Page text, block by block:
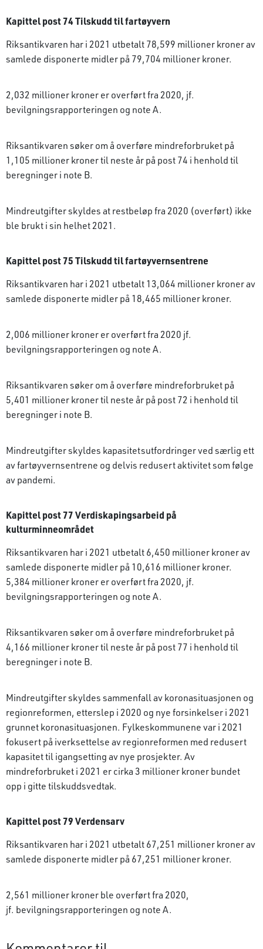
Kapittel post 74 Tilskudd til fartøyvern
Riksantikvaren har i 2021 utbetalt 78,599 millioner kroner av
samlede disponerte midler på 79,704 millioner kroner.
2,032 millioner kroner er overført fra 2020, jf.
bevilgningsrapporteringen og note A.
Riksantikvaren søker om å overføre mindre­forbruket på
1,105 millioner kroner til neste år på post 74 i henhold til
beregninger i note B.
Mindreutgifter skyldes at restbeløp fra 2020 (overført) ikke
ble brukt i sin helhet 2021.
Kapittel post 75 Tilskudd til fartøyvernsentrene
Riksantikvaren har i 2021 utbetalt 13,064 millioner kroner av
samlede disponerte midler på 18,465 millioner kroner.
2,006 millioner kroner er overført fra 2020 jf.
bevilgningsrapporteringen og note A.
Riksantikvaren søker om å overføre mindre­forbruket på
5,401 millioner kroner til neste år på post 72 i henhold til
beregninger i note B.
Mindreutgifter skyldes kapasitetsutfordringer ved særlig ett
av fartøyvernsentrene og delvis redusert aktivitet som følge
av pandemi.
Kapittel post 77 Verdiskapingsarbeid på
kulturminneområdet
Riksantikvaren har i 2021 utbetalt 6,450 millioner kroner av
samlede disponerte midler på 10,616 millioner kroner.
5,384 millioner kroner er overført fra 2020, jf.
bevilgningsrapporteringen og note A.
Riksantikvaren søker om å overføre mindre­forbruket på
4,166 millioner kroner til neste år på post 77 i henhold til
beregninger i note B.
Mindreutgifter skyldes sammenfall av koronasituasjonen og
regionreformen, etterslep i 2020 og nye forsinkelser i 2021
grunnet koronasituasjonen. Fylkeskommunene var i 2021
fokusert på iverksettelse av regionreformen med redusert
kapasitet til igangsetting av nye prosjekter. Av
mindreforbruket i 2021 er cirka 3 millioner kroner bundet
opp i gitte tilskuddsvedtak.
Kapittel post 79 Verdensarv
Riksantikvaren har i 2021 utbetalt 67,251 millioner kroner av
samlede disponerte midler på 67,251 millioner kroner.
2,561 millioner kroner ble overført fra 2020,
jf. bevilgningsrapporteringen og note A.